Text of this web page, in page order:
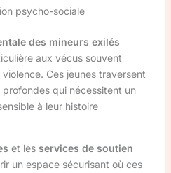
psycho-sociale
des mineurs exilés
aux vécus souvent
Ces jeunes traversent
qui nécessitent un
à leur histoire
et les services de soutien
un espace sécurisant où ces